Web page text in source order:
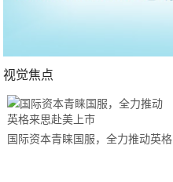
视觉焦点
国际资本青睐国服，全力推动英格